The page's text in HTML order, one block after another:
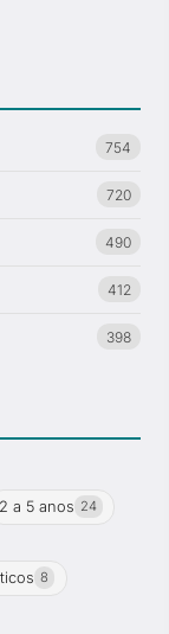
754
720
490
412
398
2 a 5 anos 24
8